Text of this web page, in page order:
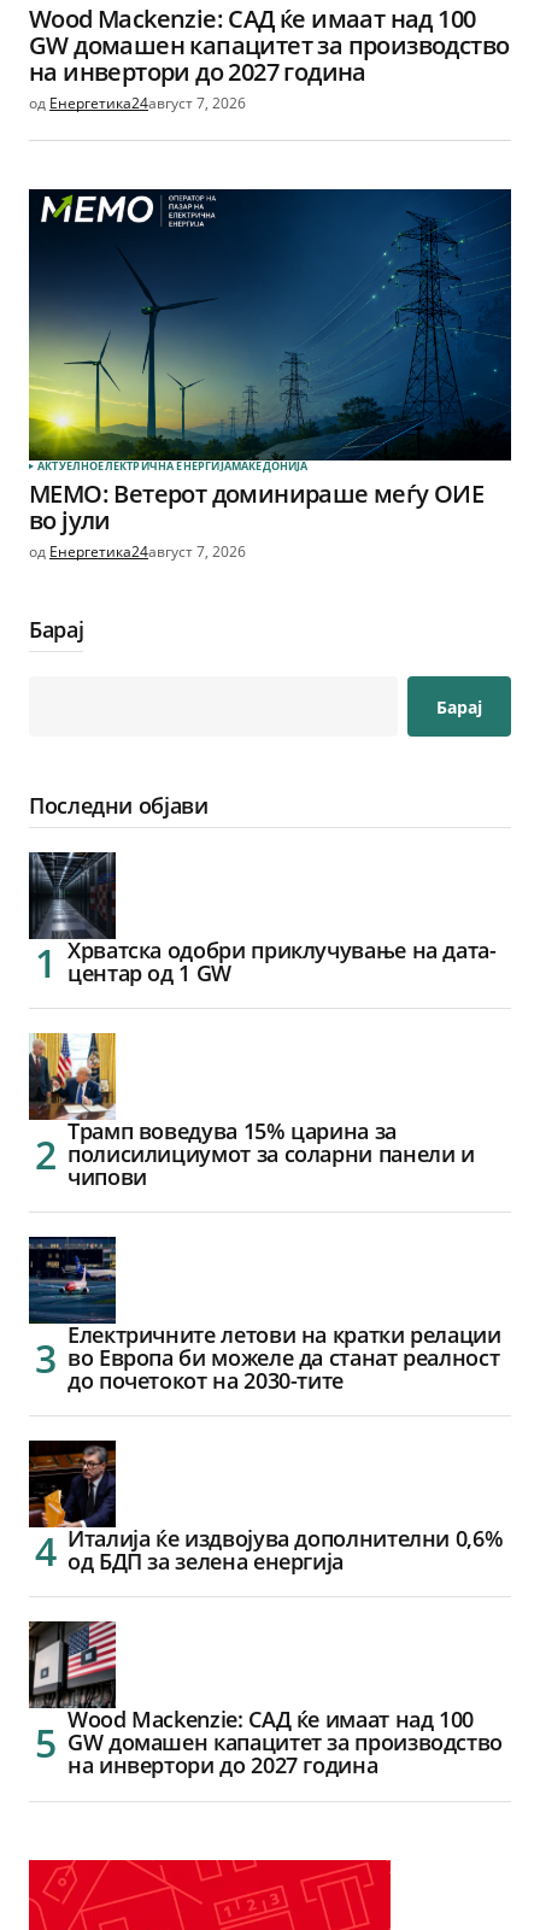
Wood Mackenzie: САД ќе имаат над 100
GW домашен капацитет за производство
на инвертори до 2027 година
од Енергетика24август 7, 2026
АКТУЕЛНОЕЛЕКТРИЧНА ЕНЕРГИЈАМАКЕДОНИЈА
МЕМО: Ветерот доминираше меѓу ОИЕ
во јули
од Енергетика24август 7, 2026
Барај
Барај
Последни објави
Хрватска одобри приклучување на дата-
центар од 1 GW
Трамп воведува 15% царина за
полисилициумот за соларни панели и
чипови
Електричните летови на кратки релации
во Европа би можеле да станат реалност
до почетокот на 2030-тите
Италија ќе издвојува дополнителни 0,6%
од БДП за зелена енергија
Wood Mackenzie: САД ќе имаат над 100
GW домашен капацитет за производство
на инвертори до 2027 година